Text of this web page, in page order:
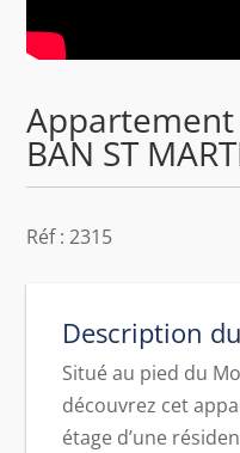
Appartement
BAN ST
Réf : 2315
Description
Situé au pied du
découvrez cet
étage d’une